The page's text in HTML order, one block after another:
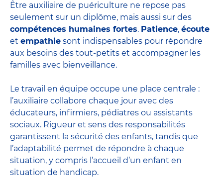
Être auxiliaire de puériculture ne repose pas
seulement sur un diplôme, mais aussi sur des
compétences humaines fortes. Patience, écoute
et empathie sont indispensables pour répondre
aux besoins des tout-petits et accompagner les
familles avec bienveillance.
Le travail en équipe occupe une place centrale :
l’auxiliaire collabore chaque jour avec des
éducateurs, infirmiers, pédiatres ou assistants
sociaux. Rigueur et sens des responsabilités
garantissent la sécurité des enfants, tandis que
l’adaptabilité permet de répondre à chaque
situation, y compris l’accueil d’un enfant en
situation de handicap.